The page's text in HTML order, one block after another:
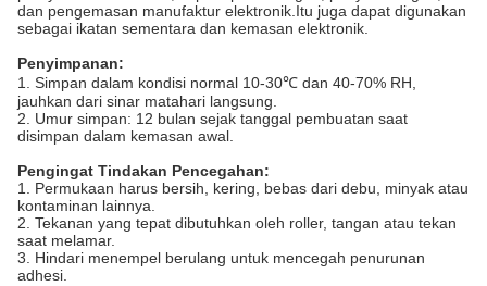
dan pengemasan manufaktur elektronik.Itu juga dapat digunakan
sebagai ikatan sementara dan kemasan elektronik.
Penyimpanan:
1. Simpan dalam kondisi normal 10-30℃ dan 40-70% RH,
jauhkan dari sinar matahari langsung.
2. Umur simpan: 12 bulan sejak tanggal pembuatan saat
disimpan dalam kemasan awal.
Pengingat Tindakan Pencegahan:
1. Permukaan harus bersih, kering, bebas dari debu, minyak atau
kontaminan lainnya.
2. Tekanan yang tepat dibutuhkan oleh roller, tangan atau tekan
saat melamar.
3. Hindari menempel berulang untuk mencegah penurunan
adhesi.